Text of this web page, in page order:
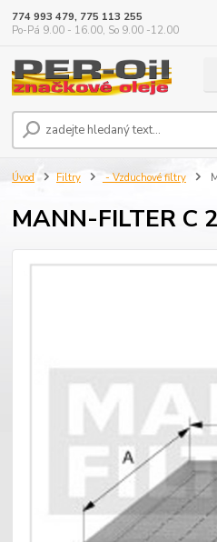
774 993 479, 775 113 255
Po-Pá 9.00 - 16.00, So 9.00 -12.00
Úvod Filtry - Vzduchové filtry
MANN-FILTER C